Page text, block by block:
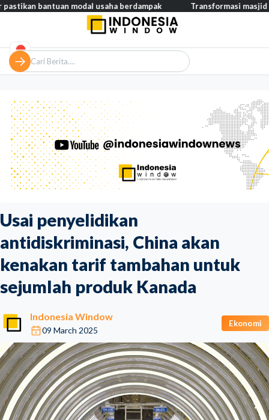
Usai penyelidikan
antidiskriminasi, China akan
kenakan tarif tambahan untuk
sejumlah produk Kanada
Indonesia Window
09 March 2025
Ekonomi
modal usaha berdampak Transformasi masjid modern,